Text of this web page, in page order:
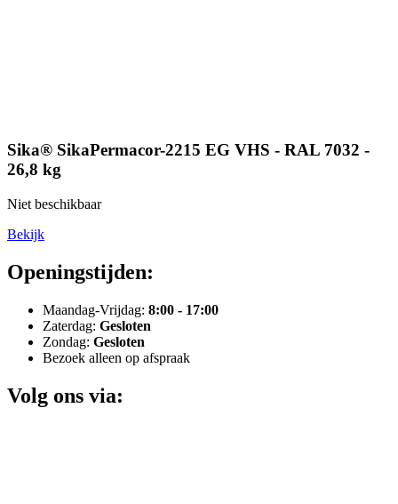
Sika® SikaPermacor-2215 EG VHS - RAL 7032 -
26,8 kg
Niet beschikbaar
Bekijk
Openingstijden:
Maandag-Vrijdag: 8:00 - 17:00
Zaterdag: Gesloten
Zondag: Gesloten
Bezoek alleen op afspraak
Volg ons via: